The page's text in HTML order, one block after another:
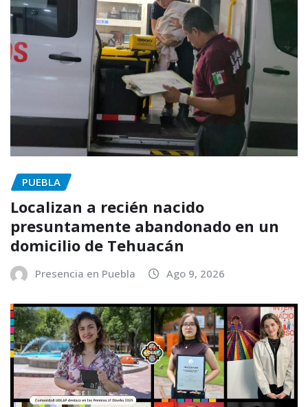
PUEBLA
Localizan a recién nacido
presuntamente abandonado en un
domicilio de Tehuacán
Presencia en Puebla Ago 9, 2026